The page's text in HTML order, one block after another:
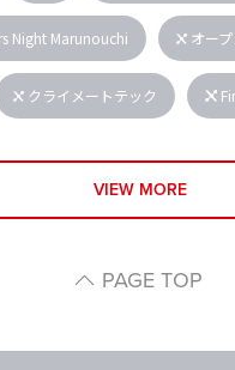
Night Marunouchi オー
クライメートテック
VIEW MORE
PAGE TOP